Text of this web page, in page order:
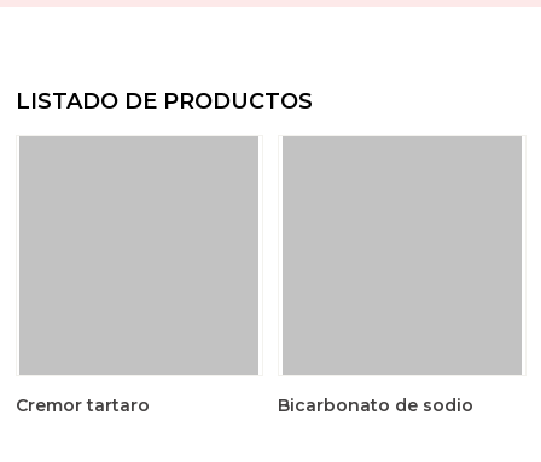
LISTADO DE PRODUCTOS
Cremor tartaro Bicarbonato de sodio